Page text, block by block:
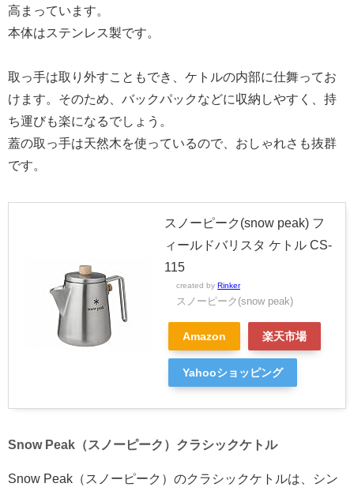
高まっています。
本体はステンレス製です。
取っ手は取り外すこともでき、ケトルの内部に仕舞ってお
けます。そのため、バックパックなどに収納しやすく、持
ち運びも楽になるでしょう。
蓋の取っ手は天然木を使っているので、おしゃれさも抜群
です。
スノーピーク(snow peak) フ
ィールドバリスタ ケトル CS-
115
created by Rinker
スノーピーク(snow peak)
Amazon 楽天市場
Yahooショッピング
Snow Peak（スノーピーク）クラシックケトル
Snow Peak（スノーピーク）のクラシックケトルは、シン